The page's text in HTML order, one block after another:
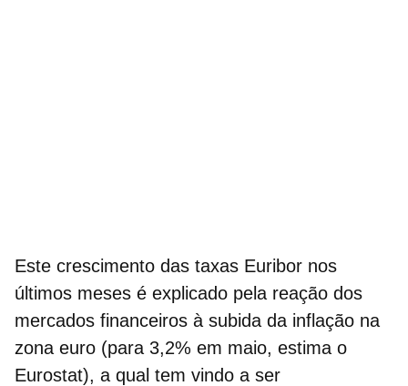
Este crescimento das taxas Euribor nos
últimos meses é explicado pela reação dos
mercados financeiros à subida da inflação na
zona euro (para 3,2% em maio, estima o
Eurostat), a qual tem vindo a ser